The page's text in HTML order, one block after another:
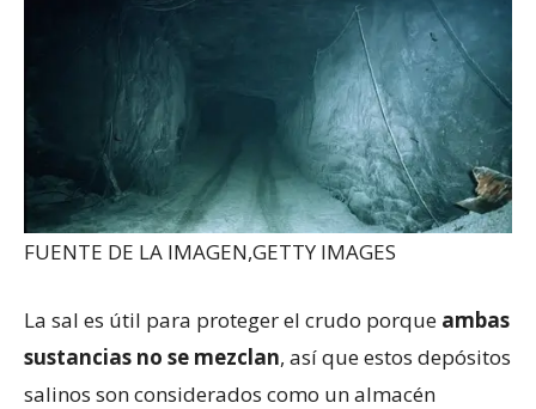
FUENTE DE LA IMAGEN,GETTY IMAGES
La sal es útil para proteger el crudo porque ambas
sustancias no se mezclan, así que estos depósitos
salinos son considerados como un almacén